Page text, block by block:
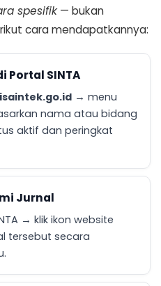
spesifik— bukan
cara mendapatkannya:
Portal SINTA
→ menu
nama atau bidang
aktif dan peringkat
Jurnal
→ klik ikon website
tersebut secara